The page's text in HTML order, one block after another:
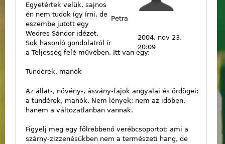
Petra
2004. nov 23.
20:09
Egyetértek velük, sajnos
én nem tudok így írni, de
eszembe jutott egy
Weöres Sándor idézet.
Sok hasonló gondolatról ír
a Teljesség felé művében. Itt van egy:
Tündérek, manók
Az állat-, növény-, ásvány-fajok angyalai és ördögei:
a tündérek, manók. Nem lények; nem az időben,
hanem a változatlanban vannak.
Figyelj meg egy fölrebbenő verébcsoportot: ami a
szárny-zizzenésükben nem a természeti hang, de